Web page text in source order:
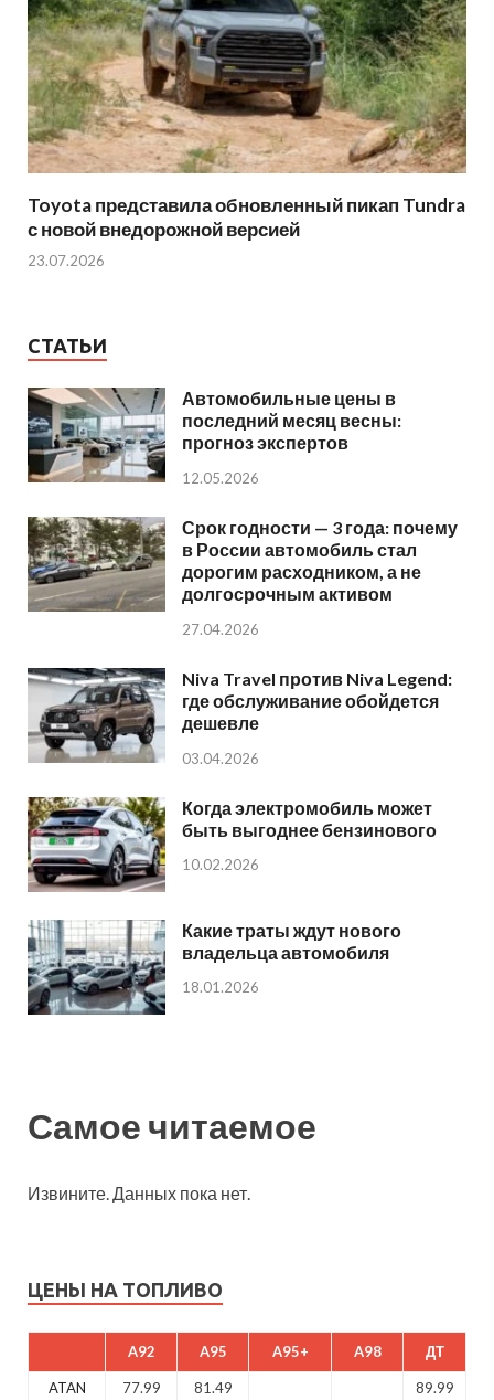
Toyota представила обновленный пикап Tundra
с новой внедорожной версией
23.07.2026
СТАТЬИ
Автомобильные цены в
последний месяц весны:
прогноз экспертов
12.05.2026
Срок годности — 3 года: почему
в России автомобиль стал
дорогим расходником, а не
долгосрочным активом
27.04.2026
Niva Travel против Niva Legend:
где обслуживание обойдется
дешевле
03.04.2026
Когда электромобиль может
быть выгоднее бензинового
10.02.2026
Какие траты ждут нового
владельца автомобиля
18.01.2026
Самое читаемое
Извините. Данных пока нет.
ЦЕНЫ НА ТОПЛИВО
A92 A95 A95+ A98 ДТ
ATAN 77.99 81.49
89.99